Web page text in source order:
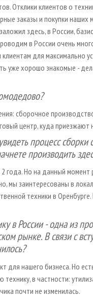
Отклики клиентов о
заказы и покупки
здесь, в России,
в России очень
для
уже хорошо знакомые -
сборочное
центр, куда
процесс сборки
производить
Но на данный момент
мы заинтересованы в
техники в
в России - одна из
рынке. В связи с
для нашего бизнеса. Но
в частности:
почти не изменилась.